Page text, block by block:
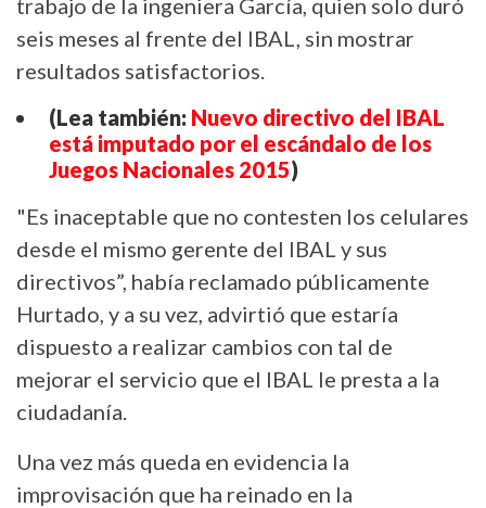
trabajo de la ingeniera García, quien solo duró
seis meses al frente del IBAL, sin mostrar
resultados satisfactorios.
(Lea también: Nuevo directivo del IBAL
está imputado por el escándalo de los
Juegos Nacionales 2015)
"Es inaceptable que no contesten los celulares
desde el mismo gerente del IBAL y sus
directivos”, había reclamado públicamente
Hurtado, y a su vez, advirtió que estaría
dispuesto a realizar cambios con tal de
mejorar el servicio que el IBAL le presta a la
ciudadanía.
Una vez más queda en evidencia la
improvisación que ha reinado en la